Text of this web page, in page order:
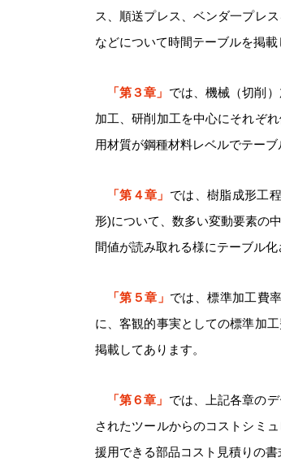
ス、順送プレス、ベンダ一プレ
などについて時間テーブルを掲載
「第３章」 では、機械（切削
加工、研削加工を中心にそれぞ
用材質が鋼種材料レベルでテーブ
「第４章」 では、樹脂成形工
形)について、数多い変動要素の
間値が読み取れる様にテーブル化
「第５章」 では、標準加工費
に、客観的事実としての標準加
掲載してあります。
「第６章」 では、上記各章の
されたツールからのコストシミ
援用できる部品コスト見積りの書